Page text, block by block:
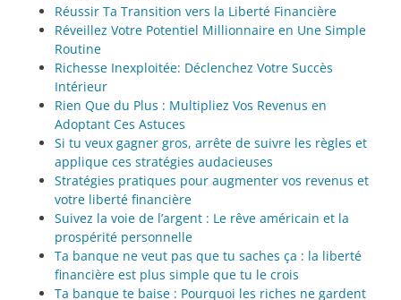
Réussir Ta Transition vers la Liberté Financière
Réveillez Votre Potentiel Millionnaire en Une Simple
Routine
Richesse Inexploitée: Déclenchez Votre Succès
Intérieur
Rien Que du Plus : Multipliez Vos Revenus en
Adoptant Ces Astuces
Si tu veux gagner gros, arrête de suivre les règles et
applique ces stratégies audacieuses
Stratégies pratiques pour augmenter vos revenus et
votre liberté financière
Suivez la voie de l’argent : Le rêve américain et la
prospérité personnelle
Ta banque ne veut pas que tu saches ça : la liberté
financière est plus simple que tu le crois
Ta banque te baise : Pourquoi les riches ne gardent